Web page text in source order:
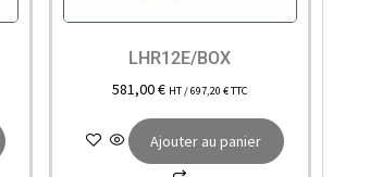
LHR12E/BOX
581,00€ HT /697,20 €TTC
Ajouter au panier